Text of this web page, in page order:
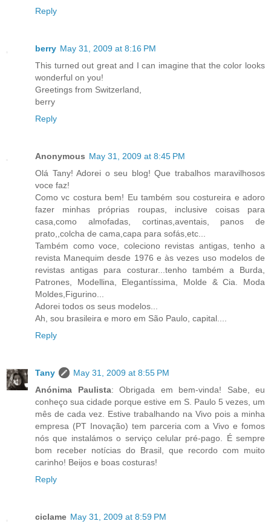
Reply
berry May 31, 2009 at 8:16 PM
This turned out great and I can imagine that the color looks
wonderful on you!
Greetings from Switzerland,
berry
Reply
Anonymous May 31, 2009 at 8:45 PM
Olá Tany! Adorei o seu blog! Que trabalhos maravilhosos
voce faz!
Como vc costura bem! Eu também sou costureira e adoro
fazer minhas próprias roupas, inclusive coisas para
casa,como almofadas, cortinas,aventais, panos de
prato,,colcha de cama,capa para sofás,etc...
Também como voce, coleciono revistas antigas, tenho a
revista Manequim desde 1976 e às vezes uso modelos de
revistas antigas para costurar...tenho também a Burda,
Patrones, Modellina, Elegantíssima, Molde & Cia. Moda
Moldes,Figurino...
Adorei todos os seus modelos...
Ah, sou brasileira e moro em São Paulo, capital....
Reply
Tany
May 31, 2009 at 8:55 PM
Anónima Paulista: Obrigada em bem-vinda! Sabe, eu
conheço sua cidade porque estive em S. Paulo 5 vezes, um
mês de cada vez. Estive trabalhando na Vivo pois a minha
empresa (PT Inovação) tem parceria com a Vivo e fomos
nós que instalámos o serviço celular pré-pago. É sempre
bom receber notícias do Brasil, que recordo com muito
carinho! Beijos e boas costuras!
Reply
ciclame May 31, 2009 at 8:59 PM